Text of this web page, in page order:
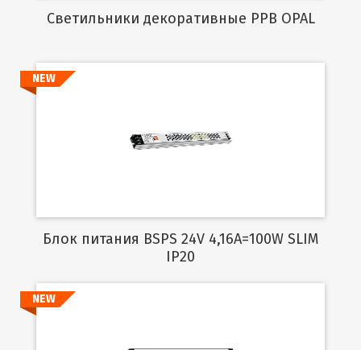
Cветильники декоративные PPB OPAL
Подробнее
NEW
Блок питания BSPS 24V 4,16A=100W SLIM
IP20
NEW